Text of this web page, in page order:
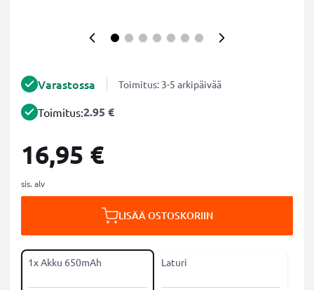
Varastossa Toimitus: 3-5 arkipäivää
Toimitus:2.95 €
16,95 €
sis. alv
LISÄÄ OSTOSKORIIN
1x Akku 650mAh Laturi